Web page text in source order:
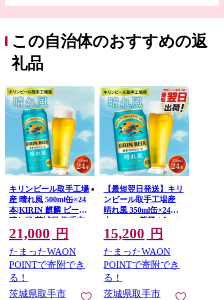
い風景は、とても東京から1時間圏内とは思えません。ど
こか懐かしい、けれど新しい風景がここにはあります。
取手には、交通利便性やこの地を流れる水の良さなどか
ら、多くの大企業の事務所・工場が立地しています。ま
るまちづくりを推進しています。当市のふるさと納税の
お礼品は、多くの人に取手の魅力を感じていただけるよ
う、企業製品だけではなく、地元の美味しい特産品や体
験型のお礼品をご用意しております。
ふるさと納税を通じて、取手市の応援をどうぞよろしく
お願いいたします。
・GW期間中は事業者休業等の都合により、通常より発
送・問合せ回答まで時間を要する場合がございますの
で、予めご了承ください。
・GW期間含め、長期不在にする場合は寄附時にコメント
欄等にご不在期間の記載をお願いいたします。
・品質保持のため、長期不在等の理由により寄附者様都
合で返礼品が持ち戻りとなった場合、再発送はいたしか
ねます。予めご了承ください。
この自治体のおすすめの返
礼品
キリンビール取手工場
産 晴れ風 500ml缶×24
本|KIRIN 麒麟 ビール
晴れ風 茨城県 取手市
（AB039-1）
21,000 円
たまったWAON
POINTで寄附でき
る！
茨城県取手市
【最短翌日発送】キリ
ンビール取手工場産
晴れ風 350ml缶×24
本|KIRIN 麒麟 ビール
晴れ風 最短翌日 スピ
ード発送 茨城県 取手
市（ZA017-2）
15,200 円
たまったWAON
POINTで寄附でき
る！
茨城県取手市